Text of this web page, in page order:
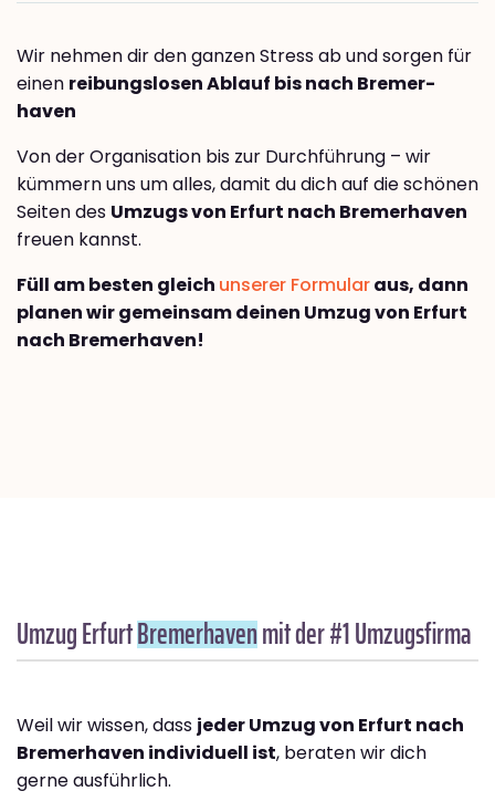
Wir nehmen dir den ganzen Stress ab und sorgen für
einen reibungslosen Ablauf bis nach Bremer­
haven
Von der Organisation bis zur Durchführung – wir
kümmern uns um alles, damit du dich auf die schönen
Seiten des Umzugs von Erfurt nach Bremer­haven
freuen kannst.
Füll am besten gleich unserer Formularaus, dann
planen wir gemeinsam deinen Umzug von Erfurt
nach Bremer­haven!
Umzug ErfurtBremer­havenmit der #1 Umzugsfirma
Weil wir wissen, dass jeder Umzug von Erfurt nach
Bremer­haven individuell ist, beraten wir dich
gerne ausführlich.